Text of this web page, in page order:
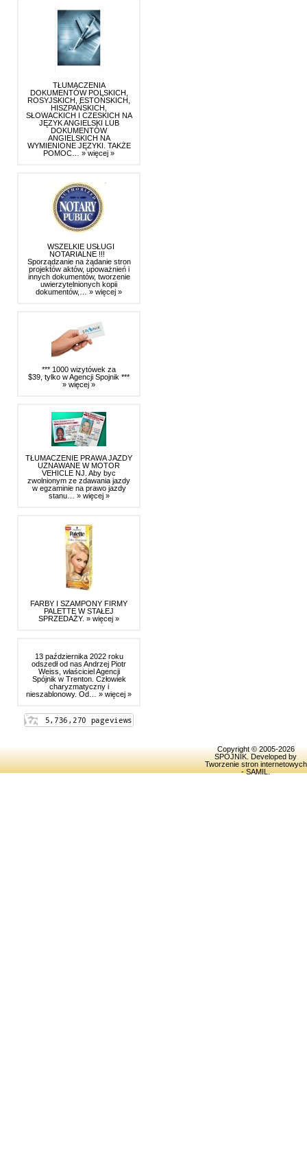
TŁUMACZENIA
DOKUMENTÓW POLSKICH,
ROSYJSKICH, ESTOŃSKICH,
HISZPAŃSKICH,
SŁOWACKICH I CZESKICH NA
JĘZYK ANGIELSKI LUB
DOKUMENTÓW
ANGIELSKICH NA
WYMIENIONE JĘZYKI. TAKŻE
POMOC… » więcej »
WSZELKIE USŁUGI
NOTARIALNE !!!
Sporządzanie na żądanie stron
projektów aktów, upoważnień i
innych dokumentów, tworzenie
uwierzytelnionych kopii
dokumentów,… » więcej »
*** 1000 wizytówek za
$39, tylko w Agencji Spojnik ***
» więcej »
TŁUMACZENIE PRAWA JAZDY
UZNAWANE W MOTOR
VEHICLE NJ. Aby byc
zwolnionym ze zdawania jazdy
w egzaminie na prawo jazdy
stanu… » więcej »
FARBY I SZAMPONY FIRMY
PALETTE W STAŁEJ
SPRZEDAŻY. » więcej »
13 października 2022 roku
odszedł od nas Andrzej Piotr
Weiss, właściciel Agencji
Spójnik w Trenton. Człowiek
charyzmatyczny i
nieszablonowy. Od… » więcej »
Copyright © 2005-2026
SPOJNIK . Developed by
Tworzenie stron internetowych
- SAMIL.